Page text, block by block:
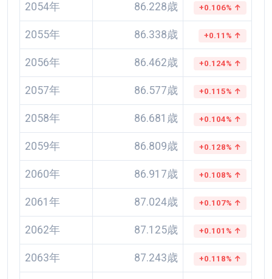
2054年 86.228歳 +0.106% ↑
2055年 86.338歳 +0.11% ↑
2056年 86.462歳 +0.124% ↑
2057年 86.577歳 +0.115% ↑
2058年 86.681歳 +0.104% ↑
2059年 86.809歳 +0.128% ↑
2060年 86.917歳 +0.108% ↑
2061年 87.024歳 +0.107% ↑
2062年 87.125歳 +0.101% ↑
2063年 87.243歳 +0.118% ↑